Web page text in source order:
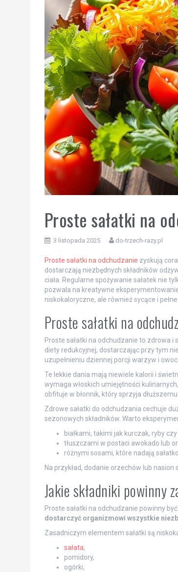
Proste sałatki na
3 listopada 2025 do-trzech-razy.pl
Proste sałatki na odchudzanie zyskują
dostarczają niezbędnych składników
ciała. Regularne spożywanie sałatek nie
pozwala na kreatywne
niskokaloryczne, ale również sycące i
Proste sałatki na
Proste sałatki na odchudzanie to zdrowa
diety redukcyjnej, dostarczając przy tym
uzupełnieniu dziennej porcji warzyw i
Te lekkie dania mają niewiele kalorii i
wymaga włoskich umiejętności
obfituje w błonnik, który sprzyja
Zdrowe sałatki do odchudzania cechuje
sezonowych składników. Warto
białkami, takimi jak kurczak, ryby
tłuszczami w postaci awokado lub
różnymi sosami, które nadają
Na przykład, dodanie orzechów lub
Jakie składniki powinny
Proste sałatki na odchudzanie powinny
dostarczyć organizmowi wszystkie
Zasadniczym elementem sałatki są
sałata,
pomidory,
ogórki,